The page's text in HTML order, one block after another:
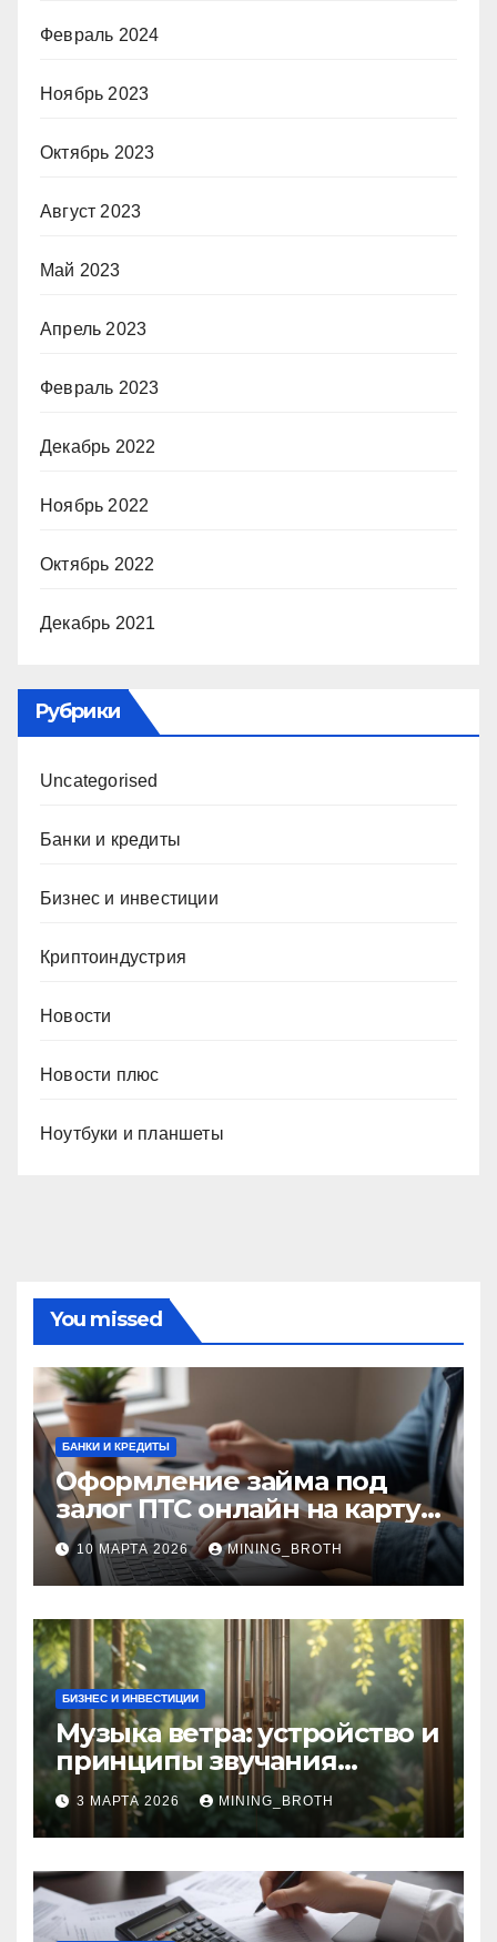
Февраль 2024
Ноябрь 2023
Октябрь 2023
Август 2023
Май 2023
Апрель 2023
Февраль 2023
Декабрь 2022
Ноябрь 2022
Октябрь 2022
Декабрь 2021
Рубрики
Uncategorised
Банки и кредиты
Бизнес и инвестиции
Криптоиндустрия
Новости
Новости плюс
Ноутбуки и планшеты
You missed
БАНКИ И КРЕДИТЫ
Оформление займа под
залог ПТС онлайн на карту
без визита в офис: порядок,
требования и документы
10 МАРТА 2026 MINING_BROTH
БИЗНЕС И ИНВЕСТИЦИИ
Музыка ветра: устройство и
принципы звучания
колокольчиков
3 МАРТА 2026 MINING_BROTH